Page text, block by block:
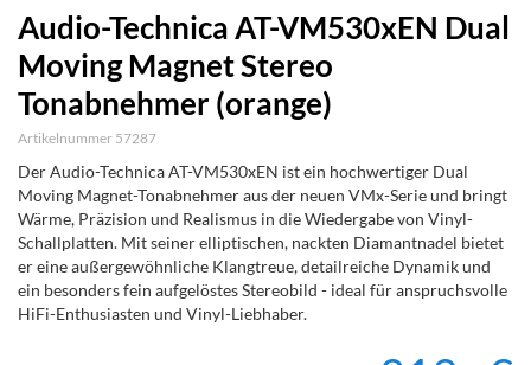
Audio-Technica AT-VM530xEN Dual
Moving Magnet Stereo
Tonabnehmer (orange)
Artikelnummer 57287
Der Audio-Technica AT-VM530xEN ist ein hochwertiger Dual
Moving Magnet-Tonabnehmer aus der neuen VMx-Serie und bringt
Wärme, Präzision und Realismus in die Wiedergabe von Vinyl-
Schallplatten. Mit seiner elliptischen, nackten Diamantnadel bietet
er eine außergewöhnliche Klangtreue, detailreiche Dynamik und
ein besonders fein aufgelöstes Stereobild - ideal für anspruchsvolle
HiFi-Enthusiasten und Vinyl-Liebhaber.